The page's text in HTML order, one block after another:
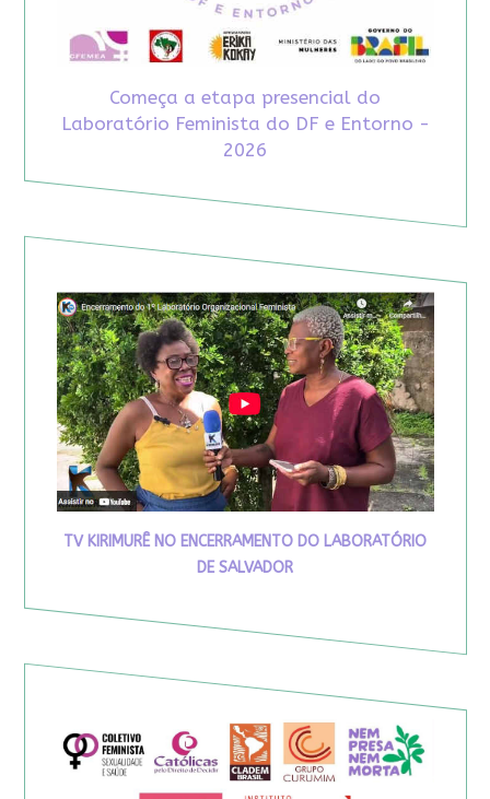
Começa a etapa presencial do
Laboratório Feminista do DF e Entorno -
2026
TV KIRIMURÊ NO ENCERRAMENTO DO LABORATÓRIO
DE SALVADOR